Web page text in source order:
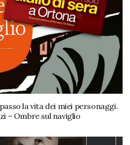
la vita dei miei personaggi.
– Ombre sul naviglio